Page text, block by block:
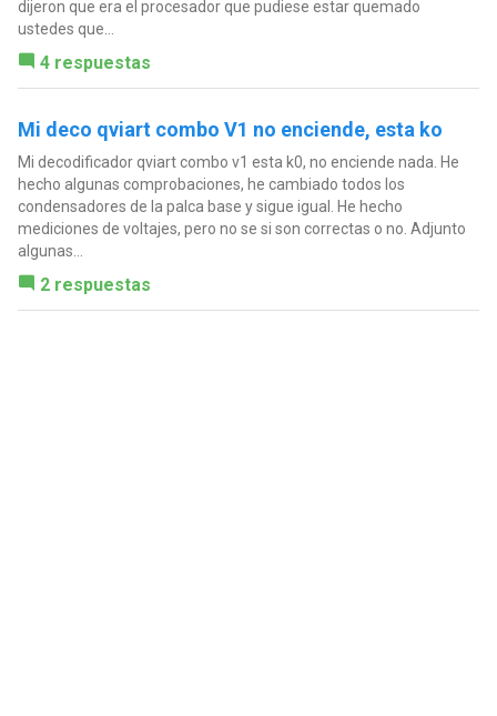
dijeron que era el procesador que pudiese estar quemado
ustedes que...
4 respuestas
Mi deco qviart combo V1 no enciende, esta ko
Mi decodificador qviart combo v1 esta k0, no enciende nada. He
hecho algunas comprobaciones, he cambiado todos los
condensadores de la palca base y sigue igual. He hecho
mediciones de voltajes, pero no se si son correctas o no. Adjunto
algunas...
2 respuestas